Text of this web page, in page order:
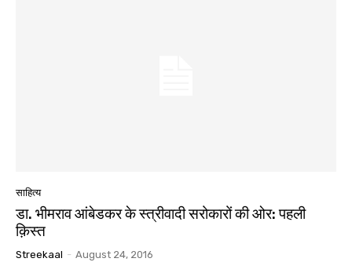
साहित्य
डा. भीमराव आंबेडकर के स्त्रीवादी सरोकारों की ओर: पहली
क़िस्त
Streekaal - August 24, 2016